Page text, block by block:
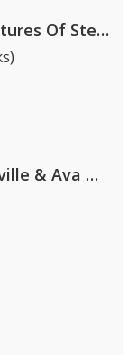
PAWSA & The Adventures Of Stevie V
David Guetta, Alphaville & Ava Max